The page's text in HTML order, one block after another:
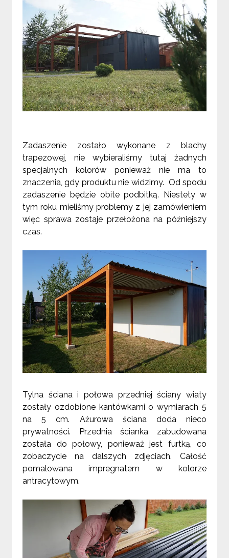
Zadaszenie zostało wykonane z blachy
trapezowej, nie wybieraliśmy tutaj żadnych
specjalnych kolorów ponieważ nie ma to
znaczenia, gdy produktu nie widzimy. Od spodu
zadaszenie będzie obite podbitką. Niestety w
tym roku mieliśmy problemy z jej zamówieniem
więc sprawa zostaje przełożona na późniejszy
czas.
Tylna ściana i połowa przedniej ściany wiaty
zostały ozdobione kantówkami o wymiarach 5
na5 cm. Ażurowa ściana doda nieco
prywatności. Przednia ścianka zabudowana
została do połowy, ponieważ jest furtką, co
zobaczycie na dalszych zdjęciach. Całość
pomalowana impregnatem w kolorze
antracytowym.